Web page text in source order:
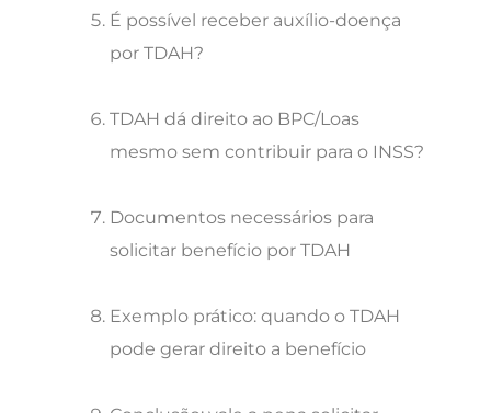
É possível receber auxílio-doença
por TDAH?
TDAH dá direito ao BPC/Loas
mesmo sem contribuir para o INSS?
Documentos necessários para
solicitar benefício por TDAH
Exemplo prático: quando o TDAH
pode gerar direito a benefício